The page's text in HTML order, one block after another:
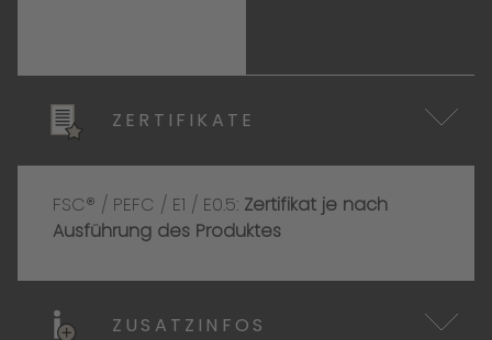
ZERTIFIKATE
FSC® / PEFC / E1 / E0.5: Zertifikat je nach
Ausführung des Produktes
ZUSATZINFOS